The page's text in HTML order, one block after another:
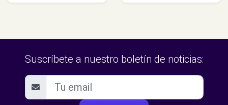
Suscríbete a nuestro boletín de noticias: